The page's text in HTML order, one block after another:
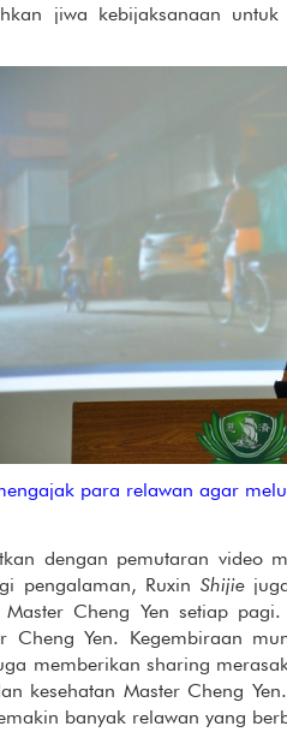
jiwa kebijaksanaan
para relawan agar
dengan pemutaran video
pengalaman, Ruxin Shijie
Cheng Yen setiap
Cheng Yen. Kegembiraan
memberikan sharing
kesehatan Master Cheng
banyak relawan yang